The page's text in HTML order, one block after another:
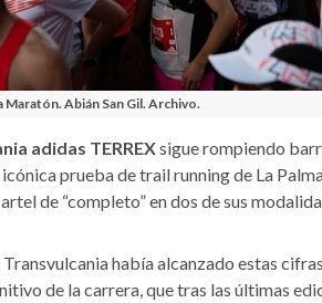
Maratón. Abián San Gil. Archivo.
adidas TERREXsigue rompiendo
prueba de trail running de La
de “completo” en dos de sus
había alcanzado estas
de la carrera, que tras las últimas